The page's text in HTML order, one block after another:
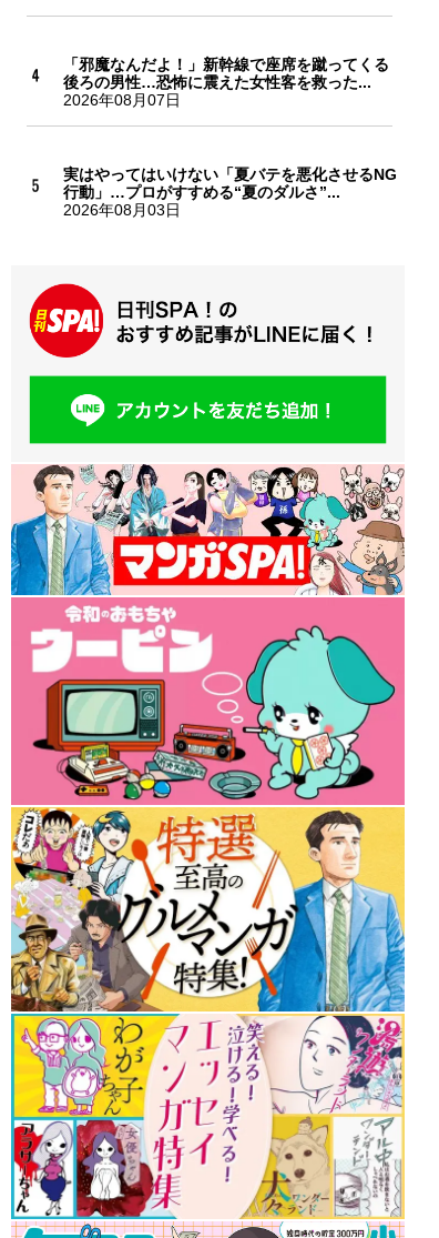
「邪魔なんだよ！」新幹線で座席を蹴ってくる
後ろの男性…恐怖に震えた女性客を救った...
2026年08月07日
実はやってはいけない「夏バテを悪化させるNG
行動」…プロがすすめる“夏のダルさ”...
2026年08月03日